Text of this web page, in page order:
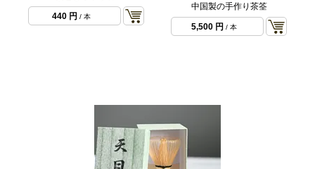
440 円 / 本
中国製の手作り茶筌
5,500 円 / 本